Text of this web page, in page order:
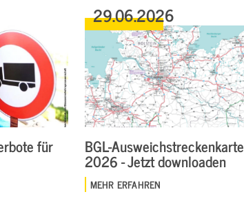
für
29.06.2026
BGL-Ausweichstreckenkarte
2026 - Jetzt downloaden
MEHR ERFAHREN